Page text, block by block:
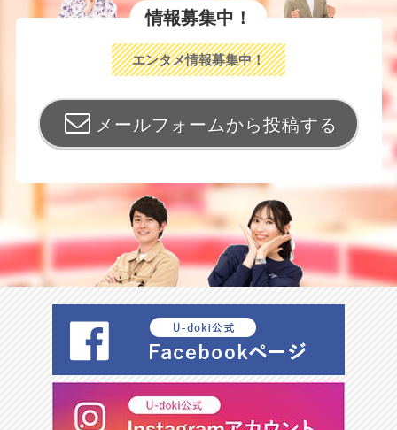
情報募集中！
エンタメ情報募集中！
メールフォームから投稿する